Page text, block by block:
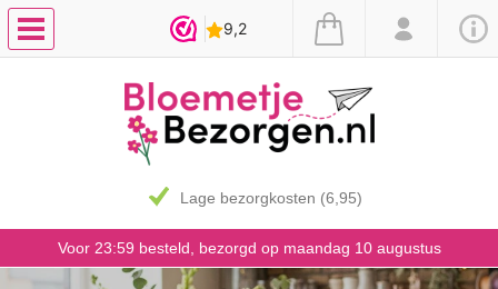
Lage bezorgkosten (6,95)
Voor 23:59 besteld, bezorgd op maandag 10 augustus